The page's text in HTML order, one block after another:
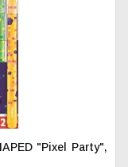
"Pixel Party",